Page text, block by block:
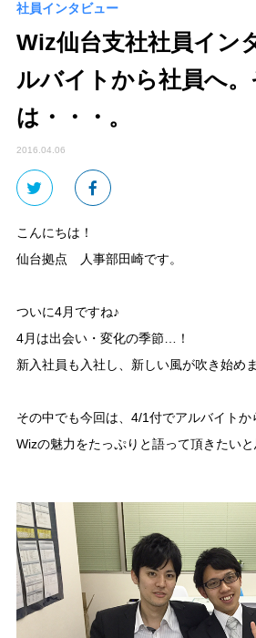
社員インタビュー
Wiz仙台支社社員イン
ルバイトから社員へ
は・・・。
2016.04.06
こんにちは！
仙台拠点 人事部田崎です。
ついに4月ですね♪
4月は出会い・変化の季節…！
新入社員も入社し、新しい風が吹き始め
その中でも今回は、4/1付でアルバイトか
Wizの魅力をたっぷりと語って頂きたいと